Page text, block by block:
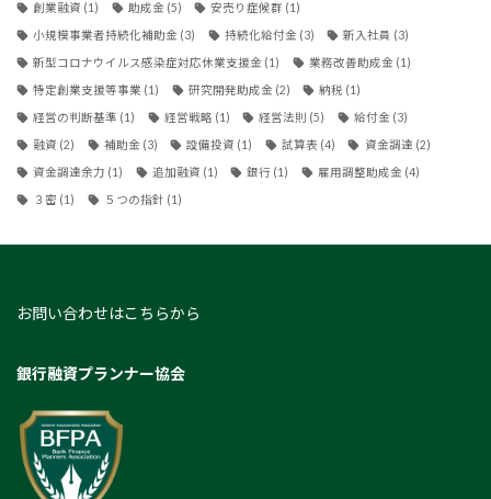
創業融資 (1) 助成金 (5) 安売り症候群 (1)
小規模事業者持続化補助金 (3) 持続化給付金 (3) 新入社員 (3)
新型コロナウイルス感染症対応休業支援金 (1) 業務改善助成金 (1)
特定創業支援等事業 (1) 研究開発助成金 (2) 納税 (1)
経営の判断基準 (1) 経営戦略 (1) 経営法則 (5) 給付金 (3)
融資 (2) 補助金 (3) 設備投資 (1) 試算表 (4) 資金調達 (2)
資金調達余力 (1) 追加融資 (1) 銀行 (1) 雇用調整助成金 (4)
３密 (1) ５つの指針 (1)
お問い合わせはこちらから
銀行融資プランナー協会